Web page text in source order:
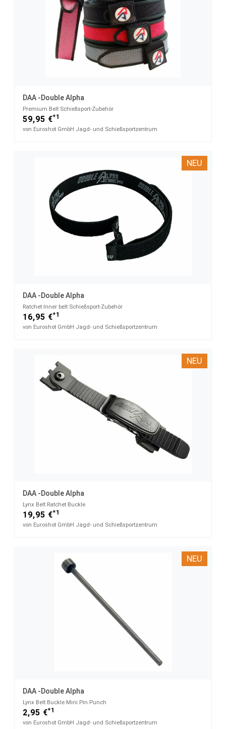
DAA -Double Alpha
Premium Belt​ Schießsport-Zubehör
59,95 €*1
von Euroshot GmbH Jagd- und Schießsportzentrum
NEU
DAA -Double Alpha
Ratchet Inner belt​ Schießsport-Zubehör
16,95 €*1
von Euroshot GmbH Jagd- und Schießsportzentrum
NEU
DAA -Double Alpha
Lynx Belt Ratchet Buckle​
19,95 €*1
von Euroshot GmbH Jagd- und Schießsportzentrum
NEU
DAA -Double Alpha
Lynx Belt Buckle​ Mini Pin Punch
2,95 €*1
von Euroshot GmbH Jagd- und Schießsportzentrum